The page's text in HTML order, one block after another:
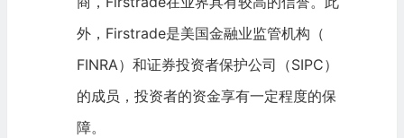
外，Firstrade是美国金融业监管机构（
FINRA）和证券投资者保护公司（SIPC）
的成员，投资者的资金享有一定程度的保
障。